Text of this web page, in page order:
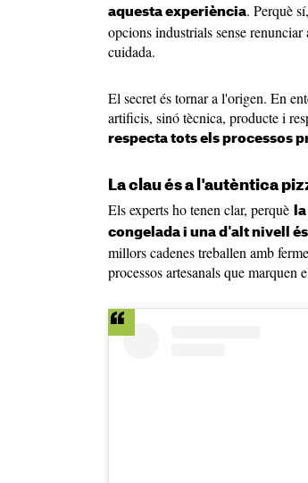
aquesta experiència. Perquè
opcions industrials sense
cuidada.
El secret és tornar a l'origen. En
artificis, sinó tècnica, producte i
respecta tots els processos
La clau és a l'autèntica
Els experts ho tenen clar, perquè
congelada i una d'alt nivell és
millors cadenes treballen amb
processos artesanals que marquen